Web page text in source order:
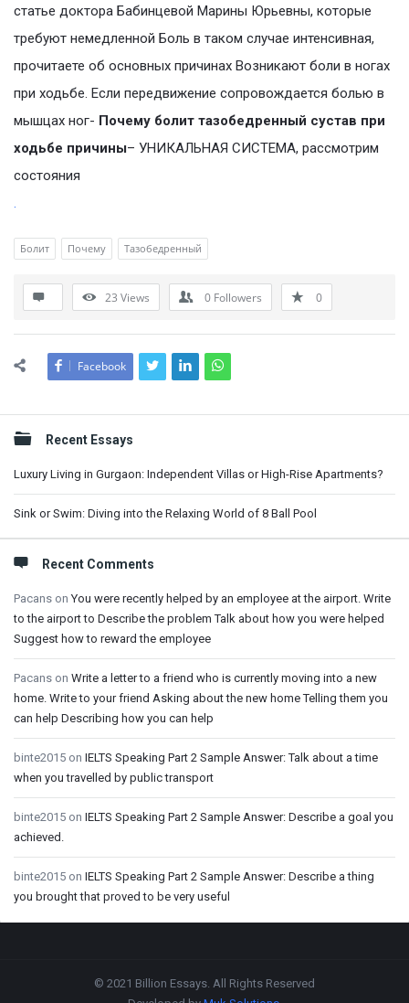
статье доктора Бабинцевой Марины Юрьевны, которые
требуют немедленной Боль в таком случае интенсивная,
прочитаете об основных причинах Возникают боли в ногах
при ходьбе. Если передвижение сопровождается болью в
мышцах ног- Почему болит тазобедренный сустав при
ходьбе причины– УНИКАЛЬНАЯ СИСТЕМА, рассмотрим
состояния
.
Болит Почему Тазобедренный
23 Views 0 Followers 0
Facebook
Sidebar
Recent Essays
Luxury Living in Gurgaon: Independent Villas or High-Rise Apartments?
Sink or Swim: Diving into the Relaxing World of 8 Ball Pool
Recent Comments
Pacans onYou were recently helped by an employee at the airport. Write
to the airport to Describe the problem Talk about how you were helped
Suggest how to reward the employee
Pacans on Write a letter to a friend who is currently moving into a new
home. Write to your friend Asking about the new home Telling them you
can help Describing how you can help
binte2015 on IELTS Speaking Part 2 Sample Answer: Talk about a time
when you travelled by public transport
binte2015 on IELTS Speaking Part 2 Sample Answer: Describe a goal you
achieved.
binte2015 on IELTS Speaking Part 2 Sample Answer: Describe a thing
you brought that proved to be very useful
© 2021 Billion Essays. All Rights Reserved